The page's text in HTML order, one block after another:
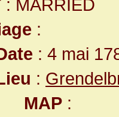
: MARRIED
:
: 4 mai
:
MAP :